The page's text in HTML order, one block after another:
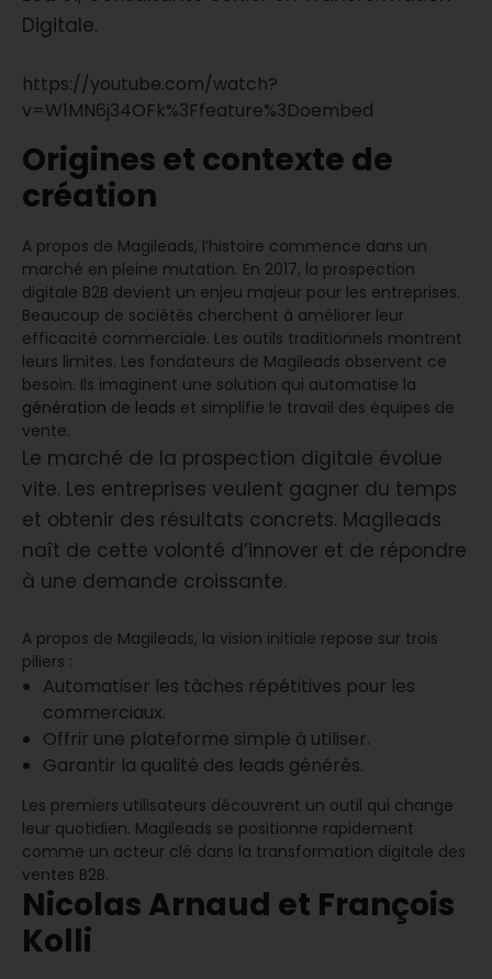
Digitale.
https://youtube.com/watch?
v=W1MN6j34OFk%3Ffeature%3Doembed
Origines et contexte de
création
A propos de Magileads, l’histoire commence dans un
marché en pleine mutation. En 2017, la prospection
digitale B2B devient un enjeu majeur pour les entreprises.
Beaucoup de sociétés cherchent à améliorer leur
efficacité commerciale. Les outils traditionnels montrent
leurs limites. Les fondateurs de Magileads observent ce
besoin. Ils imaginent une solution qui automatise la
génération de leads et simplifie le travail des équipes de
vente.
Le marché de la prospection digitale évolue
vite. Les entreprises veulent gagner du temps
et obtenir des résultats concrets. Magileads
naît de cette volonté d’innover et de répondre
à une demande croissante.
A propos de Magileads, la vision initiale repose sur trois
piliers :
Automatiser les tâches répétitives pour les
commerciaux.
Offrir une plateforme simple à utiliser.
Garantir la qualité des leads générés.
Les premiers utilisateurs découvrent un outil qui change
leur quotidien. Magileads se positionne rapidement
comme un acteur clé dans la transformation digitale des
ventes B2B.
Nicolas Arnaud et François
Kolli